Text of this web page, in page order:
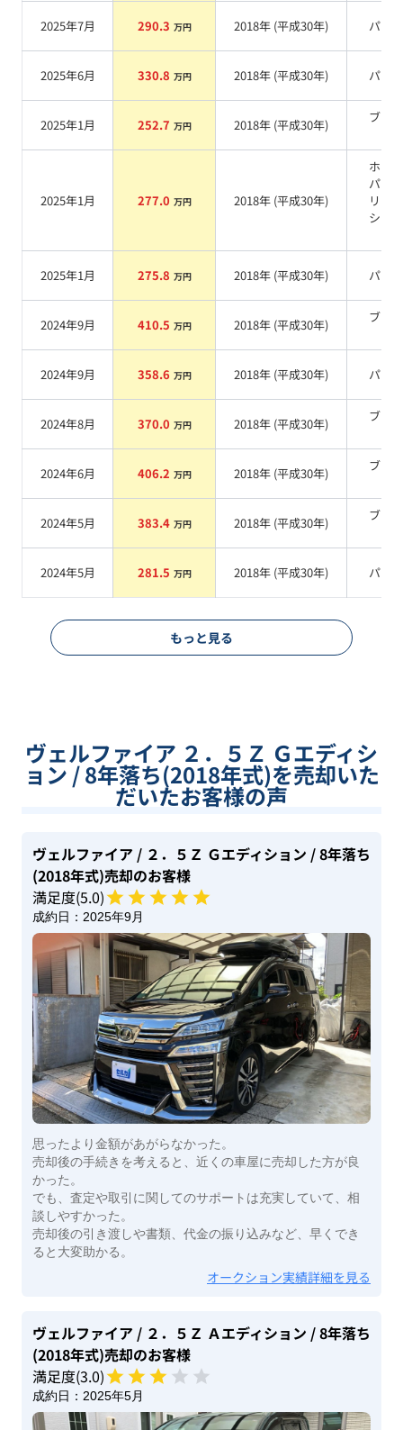
2025年7月 290.3 万円 2018年 (平成30年) パール
2025年6月 330.8 万円 2018年 (平成30年) パール
2025年1月 252.7 万円 2018年 (平成30年)
ブラ
2025年1月 277.0 万円 2018年 (平成30年)
ホワ
パー
リス
シャ
2025年1月 275.8 万円 2018年 (平成30年) パール
2024年9月 410.5 万円 2018年 (平成30年)
ブラ
2024年9月 358.6 万円 2018年 (平成30年) パール
2024年8月 370.0 万円 2018年 (平成30年)
ブラ
2024年6月 406.2 万円 2018年 (平成30年)
ブラ
2024年5月 383.4 万円 2018年 (平成30年)
ブラ
2024年5月 281.5 万円 2018年 (平成30年) パール
もっと見る
ヴェルファイア ２．５Ｚ Ｇエディシ
ョン / 8年落ち(2018年式)を売却いた
だいたお客様の声
ヴェルファイア / ２．５Ｚ Ｇエディション / 8年落ち
(2018年式)売却のお客様
満足度(5.0)
成約日： 2025年9月
思ったより金額があがらなかった。
売却後の手続きを考えると、近くの車屋に売却した方が良
かった。
でも、査定や取引に関してのサポートは充実していて、相
談しやすかった。
売却後の引き渡しや書類、代金の振り込みなど、早くでき
ると大変助かる。
オークション実績詳細を見る
ヴェルファイア / ２．５Ｚ Ａエディション / 8年落ち
(2018年式)売却のお客様
満足度(3.0)
成約日： 2025年5月